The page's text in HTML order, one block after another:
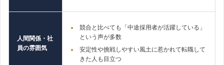
人間関係・社
員の雰囲気
競合と比べても「中途採用者が活躍している」
という声が多数
安定性や挑戦しやすい風土に惹かれて転職して
きた人も目立つ